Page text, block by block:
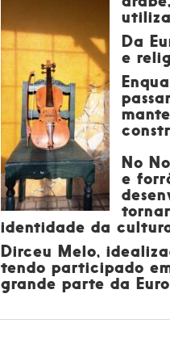
Da
e
No
e
identidade da
Dirceu Melo,
tendo participado
grande parte da